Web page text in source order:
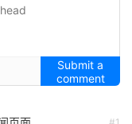
Submit a
comment